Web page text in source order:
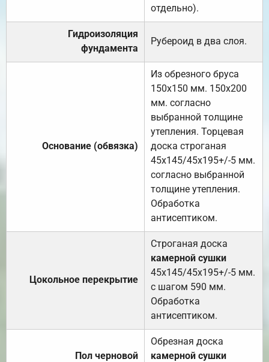
отдельно).
Гидроизоляция
фундамента
Рубероид в два слоя.
Основание (обвязка)
Из обрезного бруса
150х150 мм. 150х200
мм. согласно
выбранной толщине
утепления. Торцевая
доска строганая
45х145/45х195+/-5 мм.
согласно выбранной
толщине утепления.
Обработка
антисептиком.
Цокольное перекрытие
Строганая доска
камерной сушки
45х145/45х195+/-5 мм.
с шагом 590 мм.
Обработка
антисептиком.
Пол черновой
Обрезная доска
камерной сушки